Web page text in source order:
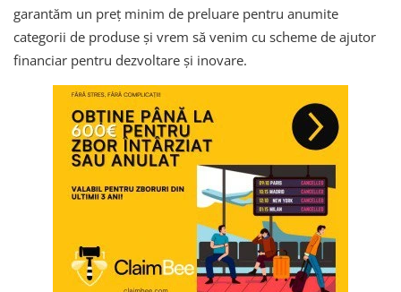
garantăm un preț minim de preluare pentru anumite
categorii de produse și vrem să venim cu scheme de ajutor
financiar pentru dezvoltare și inovare.